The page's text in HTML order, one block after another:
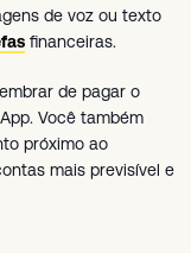
de voz ou texto
financeiras.
de pagar o
Você também
próximo ao
mais previsível e